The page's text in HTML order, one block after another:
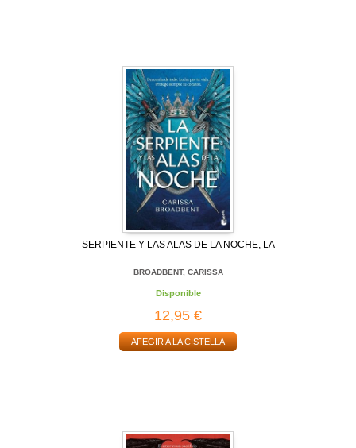
SERPIENTE Y LAS ALAS DE LA NOCHE, LA
BROADBENT, CARISSA
Disponible
12,95 €
AFEGIR A LA CISTELLA